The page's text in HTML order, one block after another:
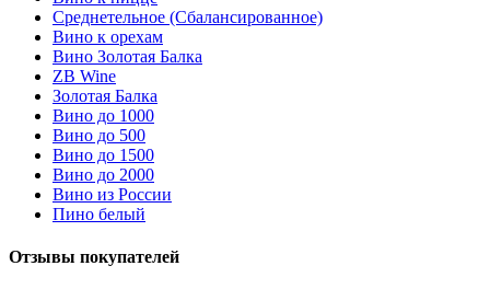
Среднетельное (Сбалансированное)
Вино к орехам
Вино Золотая Балка
ZB Wine
Золотая Балка
Вино до 1000
Вино до 500
Вино до 1500
Вино до 2000
Вино из России
Пино белый
Отзывы покупателей